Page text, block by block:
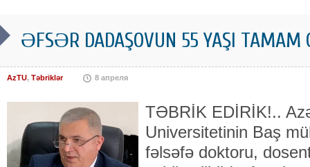
ƏFSƏR DADAŞOVUN 55 YAŞI TAMAM
AzTU, Təbriklər 8 апреля
TƏBRİK EDİRİK!..
Universitetinin Baş
fəlsəfə doktoru,